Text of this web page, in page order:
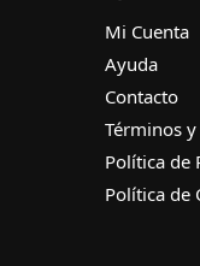
Mi Cuenta
Ayuda
Contacto
Términos
Política de
Política de